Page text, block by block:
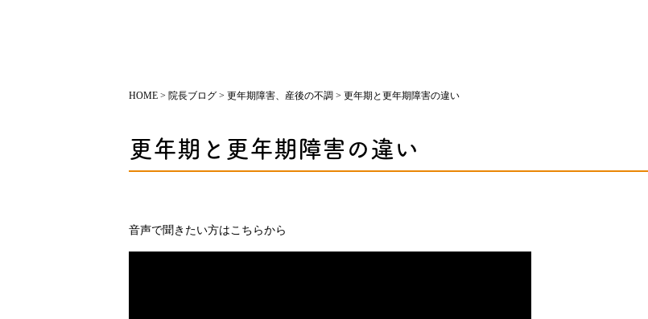
HOME > 院長ブログ > 更年期障害、産後の不調 > 更年期と更年期障害の違い
更年期と更年期障害の違い
音声で聞きたい方はこちらから